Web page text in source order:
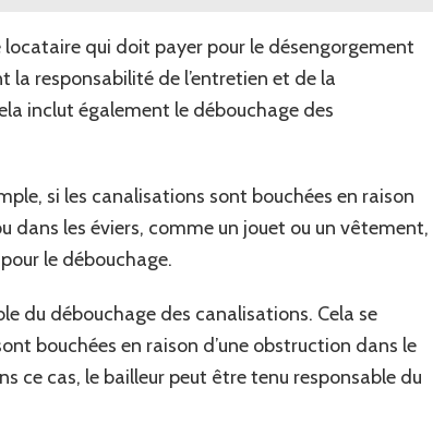
locataire qui doit payer pour le désengorgement
la responsabilité de l’entretien et de la
inclut également le débouchage des
si les canalisations sont bouchées en raison
dans les éviers, comme un jouet ou un vêtement,
le débouchage.
du débouchage des canalisations. Cela se
bouchées en raison d’une obstruction dans le
ce cas, le bailleur peut être tenu responsable du